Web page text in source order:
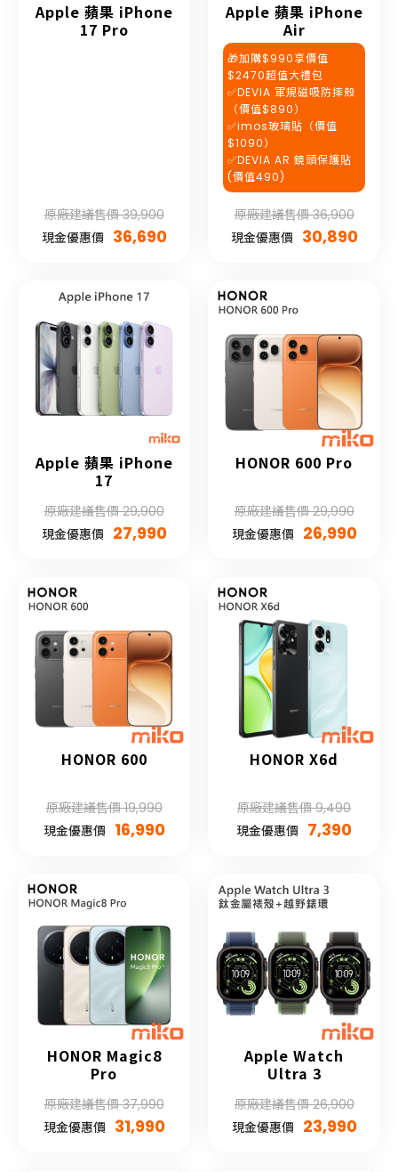
Apple 蘋果 iPhone
17 Pro
原廠建議售價 39,900
現金優惠價 36,690
Apple 蘋果 iPhone
Air
🎁加購$990享價值
$2470超值大禮包
✅DEVIA 軍規磁吸防摔殼
（價值$890）
✅imos玻璃貼（價值
$1090）
✅DEVIA AR 鏡頭保護貼
(價值490)
原廠建議售價 36,900
現金優惠價 30,890
Apple 蘋果 iPhone
17
原廠建議售價 29,900
現金優惠價 27,990
HONOR 600 Pro
原廠建議售價 29,990
現金優惠價 26,990
HONOR 600
原廠建議售價 19,990
現金優惠價 16,990
HONOR X6d
原廠建議售價 9,490
現金優惠價 7,390
HONOR Magic8
Pro
原廠建議售價 37,990
現金優惠價 31,990
Apple Watch
Ultra 3
原廠建議售價 26,900
現金優惠價 23,990